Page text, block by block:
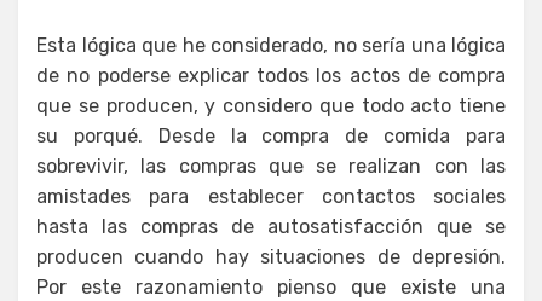
Esta lógica que he considerado, no sería una lógica
de no poderse explicar todos los actos de compra
que se producen, y considero que todo acto tiene
su porqué. Desde la compra de comida para
sobrevivir, las compras que se realizan con las
amistades para establecer contactos sociales
hasta las compras de autosatisfacción que se
producen cuando hay situaciones de depresión.
Por este razonamiento pienso que existe una